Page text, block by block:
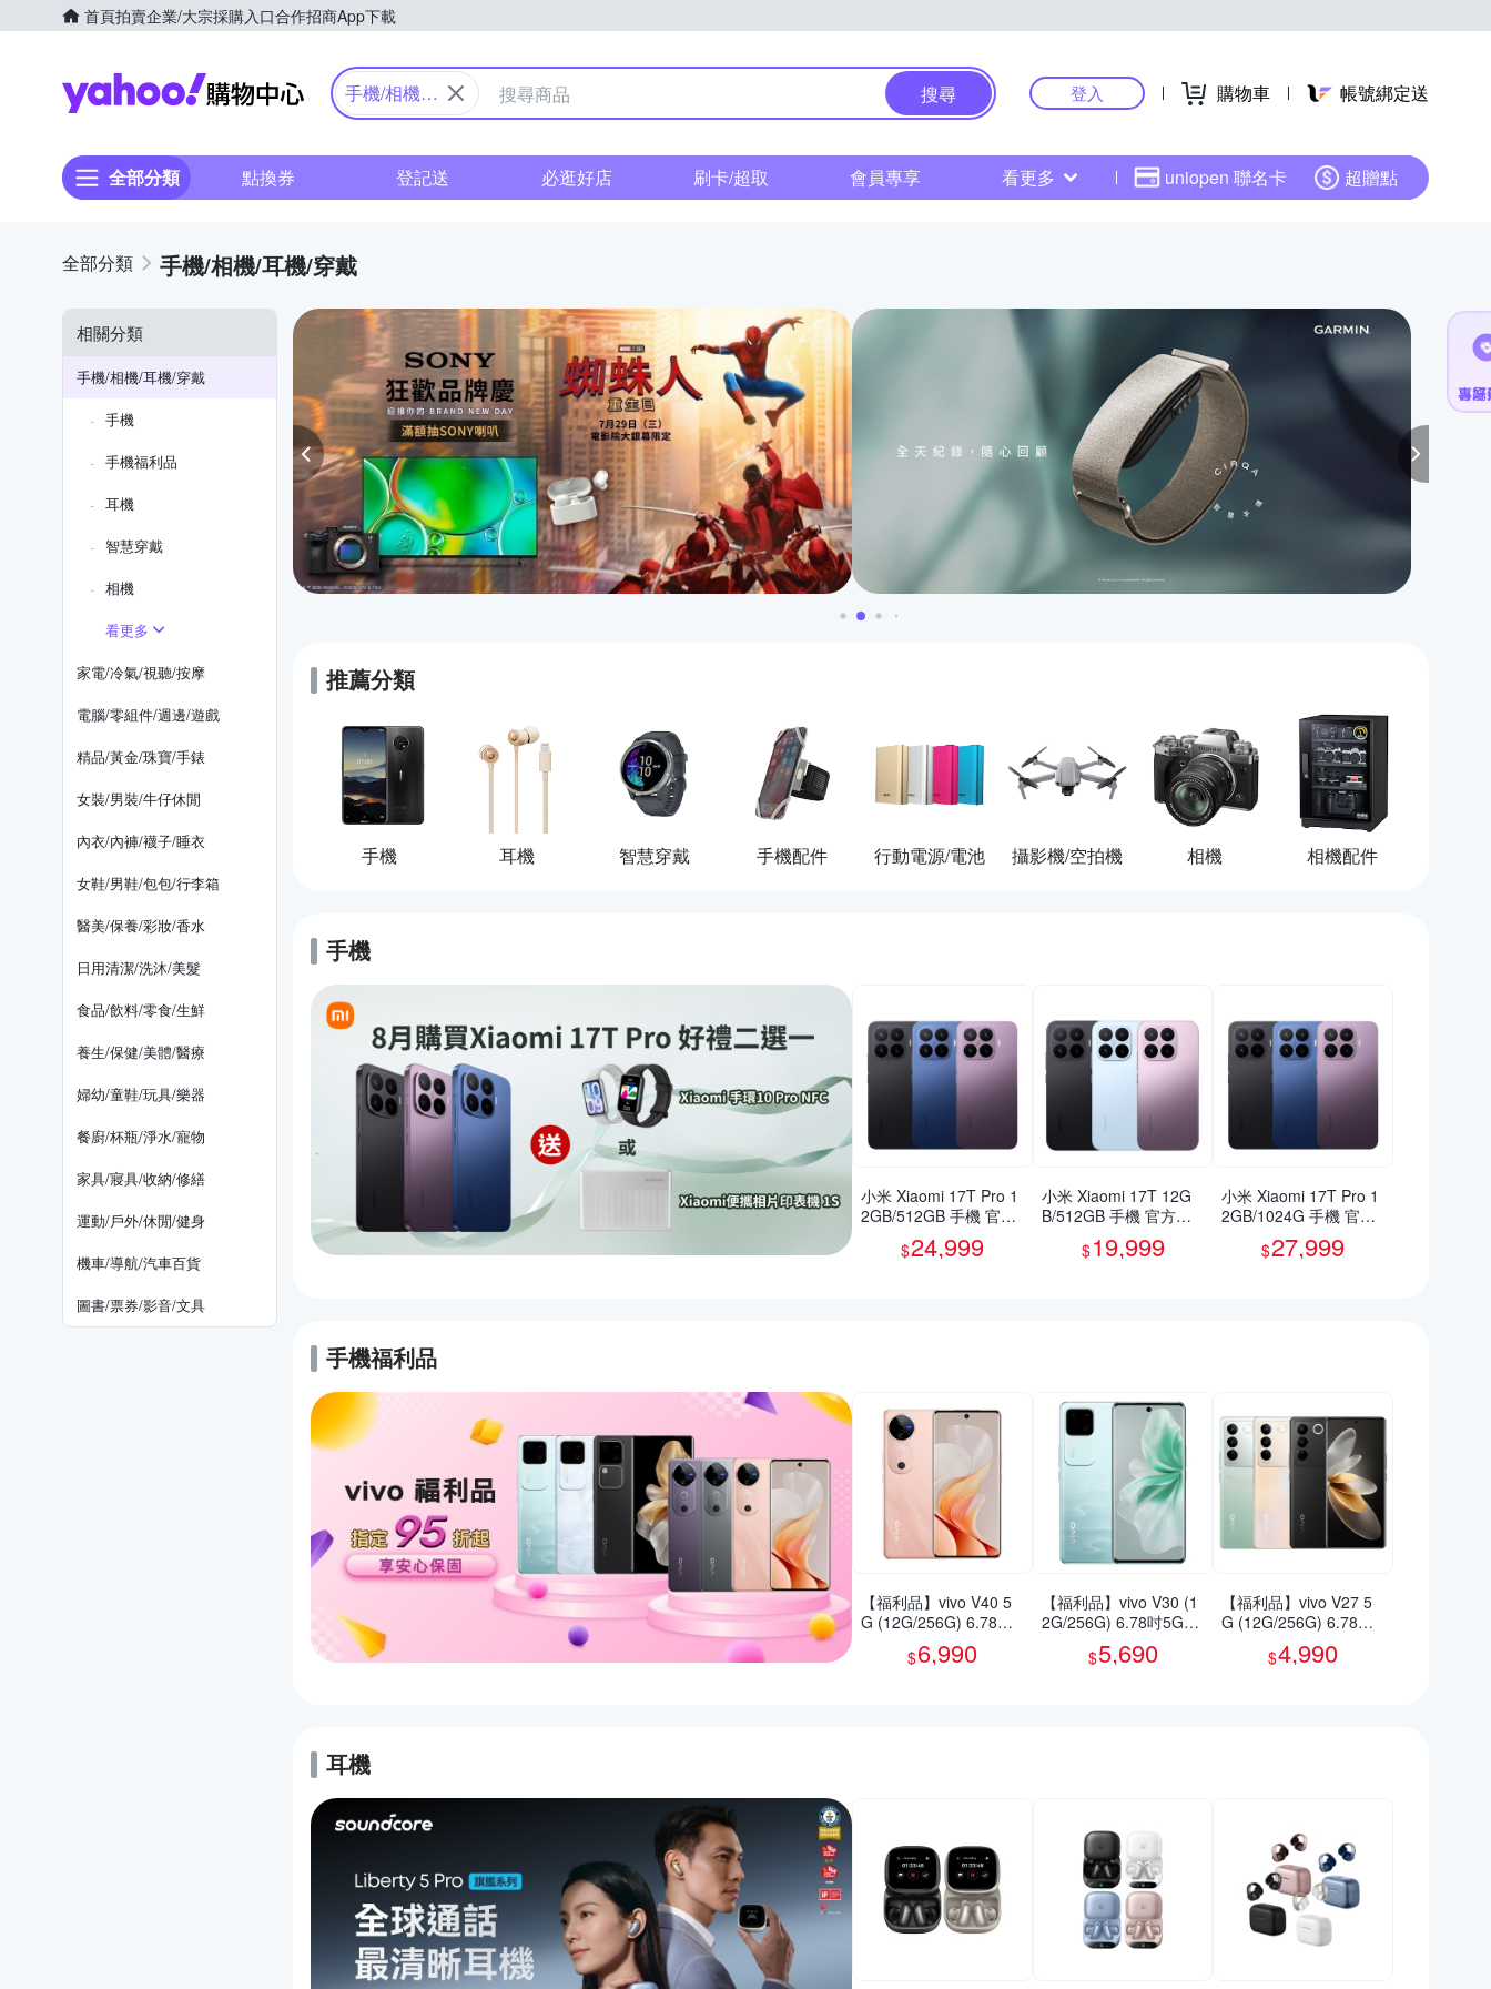
首頁拍賣企業/大宗採購入口合作招商App下載
Yahoo購物中心
手機/相機/
搜尋 登入 購物車 帳號綁定送
全部分類 點換券 登記送 必逛好店 刷卡/超取 會員專享 看更多 uniopen 聯名卡 超贈點
手機/相機/耳機/穿戴
相關分類
手機/相機/耳機/穿戴
手機
手機福利品
耳機
智慧穿戴
相機
看更多
家電/冷氣/視聽/按摩
電腦/零組件/週邊/遊戲
精品/黃金/珠寶/手錶
女裝/男裝/牛仔休閒
內衣/內褲/襪子/睡衣
女鞋/男鞋/包包/行李箱
醫美/保養/彩妝/香水
日用清潔/洗沐/美髮
食品/飲料/零食/生鮮
養生/保健/美體/醫療
婦幼/童鞋/玩具/樂器
餐廚/杯瓶/淨水/寵物
家具/寢具/收納/修繕
運動/戶外/休閒/健身
機車/導航/汽車百貨
圖書/票券/影音/文具
推薦分類
手機 耳機 智慧穿戴 手機配件 行動電源/電池 攝影機/空拍機 相機 相機配件
手機
小米 Xiaomi 17T Pro 1
2GB/512GB 手機 官方
$24,999
小米 Xiaomi 17T 12G
B/512GB 手機 官方旗
$19,999
小米 Xiaomi 17T Pro 1
2GB/1024G 手機 官方
$27,999
手機福利品
【福利品】vivo V40 5
G (12G/256G) 6.78吋
智慧型手機(9成新)
$6,990
【福利品】vivo V30 (1
2G/256G) 6.78吋5G智
慧型手機(9成新)
$5,690
【福利品】vivo V27 5
G (12G/256G) 6.78吋
智慧型手機(9成新)
$4,990
耳機